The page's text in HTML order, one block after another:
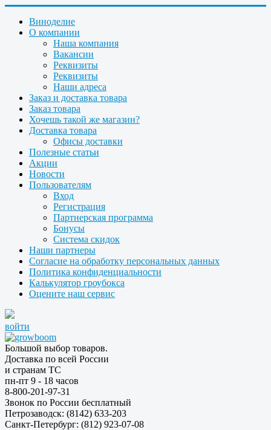
Виноделие
О компании
Наша компания
Вакансии
Реквизиты
Реквизиты
Наши адреса
Заказ и доставка товара
Заказ товара
Хочешь такой же магазин?
Доставка товара
Офисы доставки
Полезные статьи
Акции
Новости
Пользователям
Вход
Регистрация
Партнерская программа
Бонусы
Система скидок
Наши партнеры
Согласие на обработку персональных данных
Политика конфиденциальности
Калькулятор гроубокса
Оцените наш сервис
войти
Большой выбор товаров.
Доставка по всей России
и странам ТС
пн-пт 9 - 18 часов
8-800-201-97-31
Звонок по России бесплатный
Петрозаводск: (8142) 633-203
Санкт-Петербург: (812) 923-07-08